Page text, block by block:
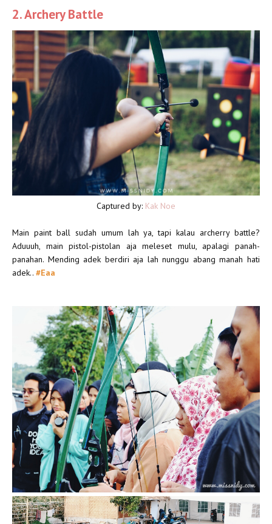
2. Archery Battle
Captured by: Kak Noe
Main paint ball sudah umum lah ya, tapi kalau archerry battle?
Aduuuh, main pistol-pistolan aja meleset mulu, apalagi panah-
panahan. Mending adek berdiri aja lah nunggu abang manah hati
adek.. #Eaa